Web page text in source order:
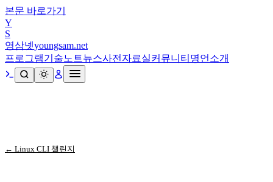
본문 바로가기
Y
S
영삼넷youngsam.net
프로그램기술노트뉴스사전 자료실커뮤니티 명언 소개
← Linux CLI 챌린지